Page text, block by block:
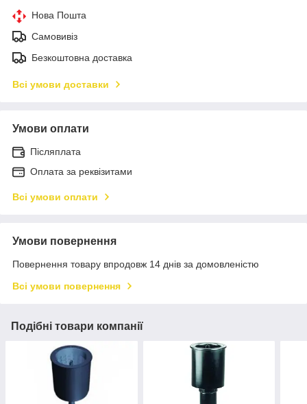
Нова Пошта
Самовивіз
Безкоштовна доставка
Всі умови доставки
Умови оплати
Післяплата
Оплата за реквізитами
Всі умови оплати
Умови повернення
Повернення товару впродовж 14 днів за домовленістю
Всі умови повернення
Подібні товари компанії